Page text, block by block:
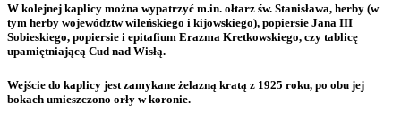
W kolejnej kaplicy można wypatrzyć m.in. ołtarz św. Stanisława, herby (w
tym herby województw wileńskiego i kijowskiego), popiersie Jana III
Sobieskiego, popiersie i epitafium Erazma Kretkowskiego, czy tablicę
upamiętniającą Cud nad Wisłą.
Wejście do kaplicy jest zamykane żelazną kratą z 1925 roku, po obu jej
bokach umieszczono orły w koronie.